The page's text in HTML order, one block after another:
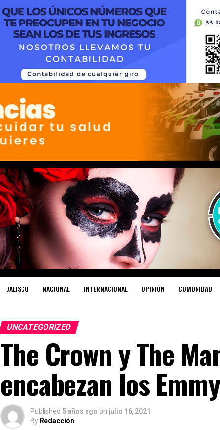
JALISCO NACIONAL INTERNACIONAL OPINIÓN COMUNIDAD
UNCATEGORIZED
The Crown y The
encabezan los
Published 5 años ago on julio 16, 2021
By Redacción